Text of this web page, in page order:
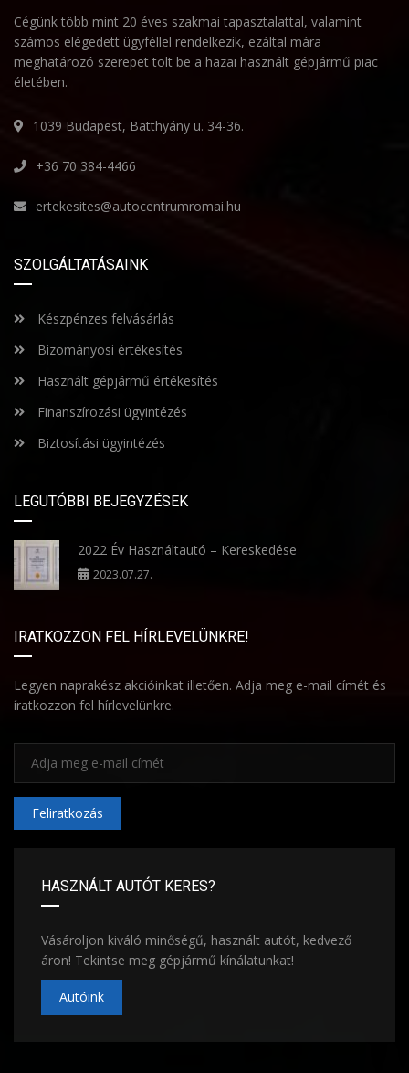
Cégünk több mint 20 éves szakmai tapasztalattal, valamint
számos elégedett ügyféllel rendelkezik, ezáltal mára
meghatározó szerepet tölt be a hazai használt gépjármű piac
életében.
1039 Budapest, Batthyány u. 34-36.
+36 70 384-4466
ertekesites@autocentrumromai.hu
SZOLGÁLTATÁSAINK
Készpénzes felvásárlás
Bizományosi értékesítés
Használt gépjármű értékesítés
Finanszírozási ügyintézés
Biztosítási ügyintézés
LEGUTÓBBI BEJEGYZÉSEK
2022 Év Használtautó – Kereskedése
2023.07.27.
IRATKOZZON FEL HÍRLEVELÜNKRE!
Legyen naprakész akcióinkat illetően. Adja meg e-mail címét és
íratkozzon fel hírlevelünkre.
Feliratkozás
HASZNÁLT AUTÓT KERES?
Vásároljon kiváló minőségű, használt autót, kedvező
áron! Tekintse meg gépjármű kínálatunkat!
Autóink